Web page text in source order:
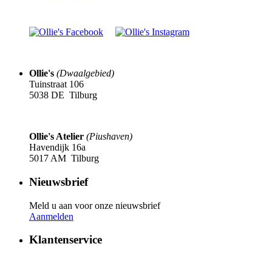
Ollie's (Dwaalgebied)
Tuinstraat 106
5038 DE Tilburg
Ollie's Atelier (Piushaven)
Havendijk 16a
5017 AM Tilburg
Nieuwsbrief
Meld u aan voor onze nieuwsbrief
Aanmelden
Klantenservice